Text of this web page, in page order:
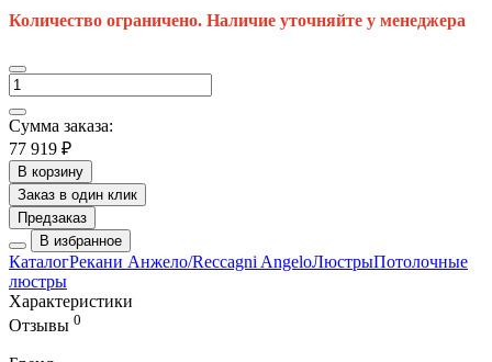
Количество ограничено. Наличие уточняйте у менеджера
Сумма заказа:
77 919 ₽
В корзину
Заказ в один клик
Предзаказ
В избранное
КаталогРекани Анжело/Reccagni AngeloЛюстрыПотолочные
люстры
Характеристики
Отзывы 0